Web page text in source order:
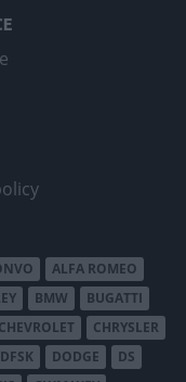
ALFA ROMEO
BMW
BUGATTI
CHEVROLET
CHRYSLER
DFSK DODGE
DS